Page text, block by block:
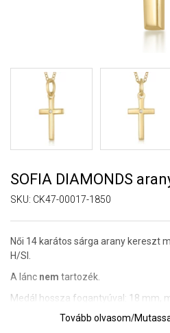
SOFIA DIAMONDS
SKU: CK47-00017-1850
Női 14 karátos sárga arany kereszt
H/SI.
A lánc nem tartozék.
Medál hossza fogantyúval: 18 mm,
Tovább olvasom/